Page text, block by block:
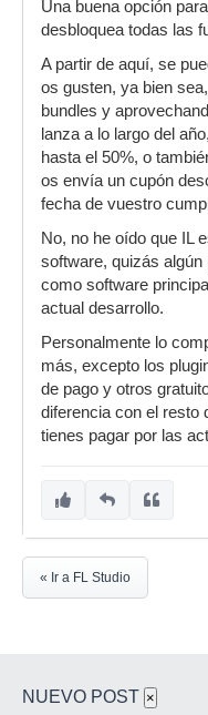
Una buena opción
desbloquea todas las
A partir de aquí, se
os gusten, ya bien
bundles y
lanza a lo largo del
hasta el 50%, o
os envía un cupón
fecha de vuestro
No, no he oído que IL
software, quizás
como software
actual desarrollo.
Personalmente lo
más, excepto los
de pago y otros
diferencia con el resto
tienes pagar por las
« Ir a FL Studio
NUEVO POST ×